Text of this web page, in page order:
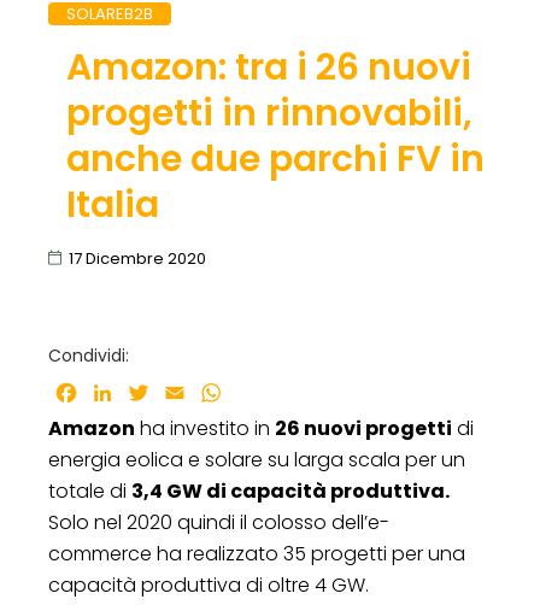
SOLAREB2B
Amazon: tra i 26 nuovi
progetti in rinnovabili,
anche due parchi FV in
Italia
17 Dicembre 2020
Condividi:
Facebook
LinkedInTwitter
Email
Amazon ha investito in 26 nuovi progetti di
energia eolica e solare su larga scala per un
totale di 3,4 GW di capacità produttiva.
Solo nel 2020 quindi il colosso dell’e-
commerce ha realizzato 35 progetti per una
capacità produttiva di oltre 4 GW.